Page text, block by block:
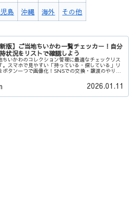
島 沖縄 海外 その他
新版】ご当地ちいかわ一覧チェッカー！自分
状況をリストで確認しよう
ちいかわのコレクション管理に最適なチェックリス
。スマホで見やすい「持っている・探している」リ
ボタン一つで画像化！SNSでの交換・譲渡のやり取
なたのちいかわ集めを強力にサポート！2026.01.11